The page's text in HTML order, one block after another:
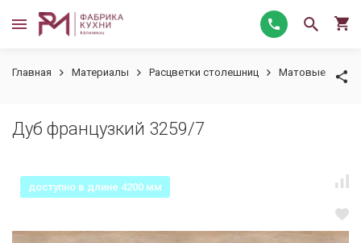
Главная Материалы Расцветки столешниц Матовые
Дуб французкий 3259/7
доступно в длине 4200 мм